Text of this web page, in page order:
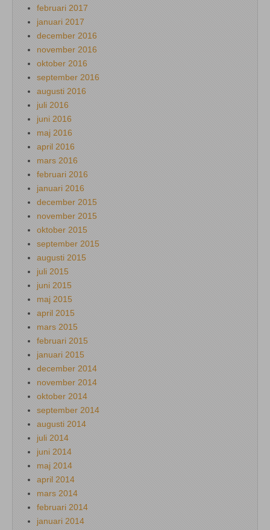
februari 2017
januari 2017
december 2016
november 2016
oktober 2016
september 2016
augusti 2016
juli 2016
juni 2016
maj 2016
april 2016
mars 2016
februari 2016
januari 2016
december 2015
november 2015
oktober 2015
september 2015
augusti 2015
juli 2015
juni 2015
maj 2015
april 2015
mars 2015
februari 2015
januari 2015
december 2014
november 2014
oktober 2014
september 2014
augusti 2014
juli 2014
juni 2014
maj 2014
april 2014
mars 2014
februari 2014
januari 2014